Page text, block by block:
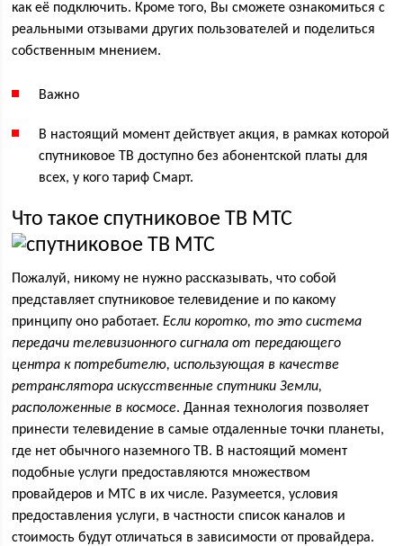
как её подключить. Кроме того, Вы сможете ознакомиться с
реальными отзывами других пользователей и поделиться
собственным мнением.
Важно
В настоящий момент действует акция, в рамках которой
спутниковое ТВ доступно без абонентской платы для
всех, у кого тариф Смарт.
Что такое спутниковое ТВ МТС
Пожалуй, никому не нужно рассказывать, что собой
представляет спутниковое телевидение и по какому
принципу оно работает.Если коротко, то это система
передачи телевизионного сигнала от передающего
центра к потребителю, использующая в качестве
ретранслятора искусственные спутники Земли,
расположенные в космосе. Данная технология позволяет
принести телевидение в самые отдаленные точки планеты,
где нет обычного наземного ТВ. В настоящий момент
подобные услуги предоставляются множеством
провайдеров и МТС в их числе. Разумеется, условия
предоставления услуги, в частности список каналов и
стоимость будут отличаться в зависимости от провайдера.